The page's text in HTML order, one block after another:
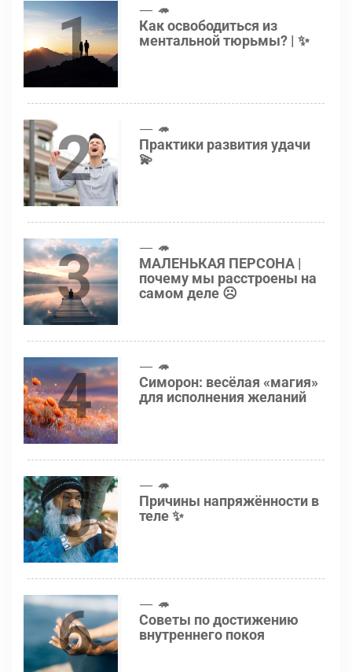
1 🦔
Как освободиться из
ментальной тюрьмы? | ✨
2 🦔
Практики развития удачи
💫
3 🦔
МАЛЕНЬКАЯ ПЕРСОНА |
почему мы расстроены на
самом деле ☹️
4 🦔
Симорон: весёлая «магия»
для исполнения желаний
5 🦔
Причины напряжённости в
теле ✨
6 🦔
Советы по достижению
внутреннего покоя